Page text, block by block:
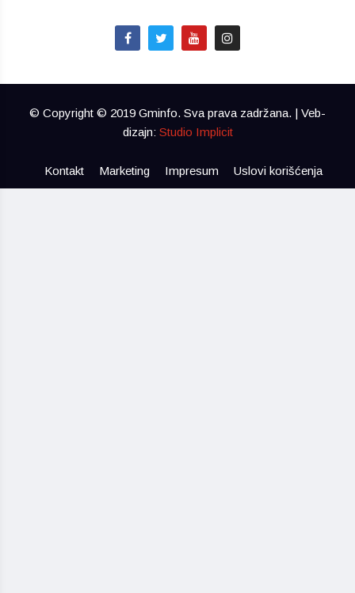
© Copyright © 2019 Gminfo. Sva prava zadržana. | Veb-
dizajn: Studio Implicit
Kontakt Marketing Impresum Uslovi korišćenja